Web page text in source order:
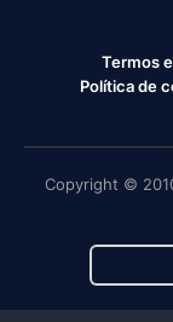
Termos
Política de
Copyright ©